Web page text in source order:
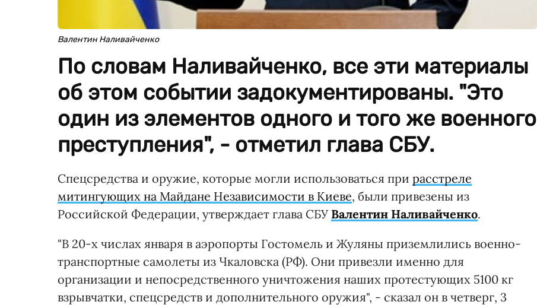
Валентин Наливайченко
По словам Наливайченко, все эти материалы
об этом событии задокументированы. "Это
один из элементов одного и того же военного
преступления", - отметил глава СБУ.
Спецсредства и оружие, которые могли использоваться при расстреле
митингующих на Майдане Независимости в Киеве, были привезены из
Российской Федерации, утверждает глава СБУ Валентин Наливайченко.
"В 20-х числах января в аэропорты Гостомель и Жуляны приземлились военно-
транспортные самолеты из Чкаловска (РФ). Они привезли именно для
организации и непосредственного уничтожения наших протестующих 5100 кг
взрывчатки, спецсредств и дополнительного оружия", - сказал он в четверг, 3